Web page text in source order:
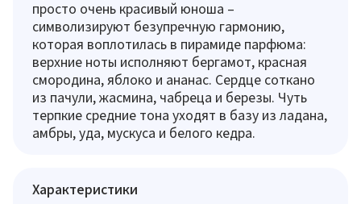
просто очень красивый юноша –
символизируют безупречную гармонию,
которая воплотилась в пирамиде парфюма:
верхние ноты исполняют бергамот, красная
смородина, яблоко и ананас. Сердце соткано
из пачули, жасмина, чабреца и березы. Чуть
терпкие средние тона уходят в базу из ладана,
амбры, уда, мускуса и белого кедра.
Характеристики